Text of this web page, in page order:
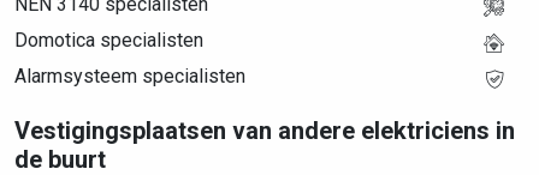
Domotica specialisten
Alarmsysteem specialisten
Vestigingsplaatsen van andere elektriciens in
de buurt